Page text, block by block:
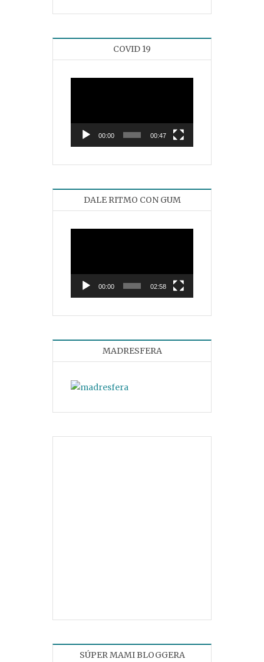
COVID 19
00:00 00:47
DALE RITMO CON GUM
00:00 02:58
MADRESFERA
SÚPER MAMI BLOGGERA